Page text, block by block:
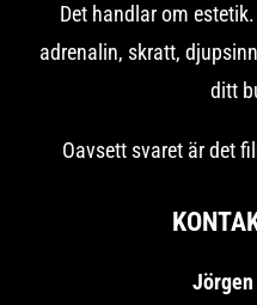
Det handlar om
adrenalin, skratt,
ditt
Oavsett svaret är det
Jörgen